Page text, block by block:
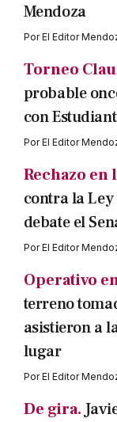
Mendoza
PorEl Editor
Torneo
probable
con
PorEl Editor
Rechazo en
contra la
debate el
PorEl Editor
Operativo
terreno
asistieron a
lugar
PorEl Editor
De gira.